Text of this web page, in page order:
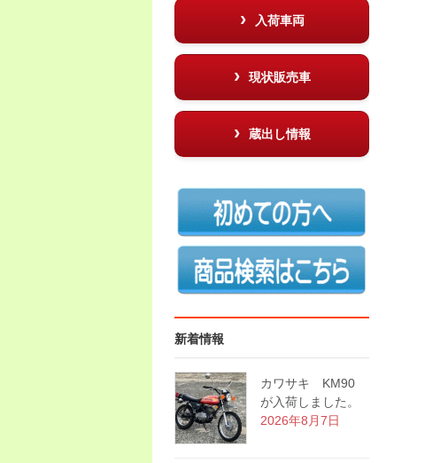
入荷車両
現状販売車
蔵出し情報
新着情報
カワサキ KM90
が入荷しました。
2026年8月7日